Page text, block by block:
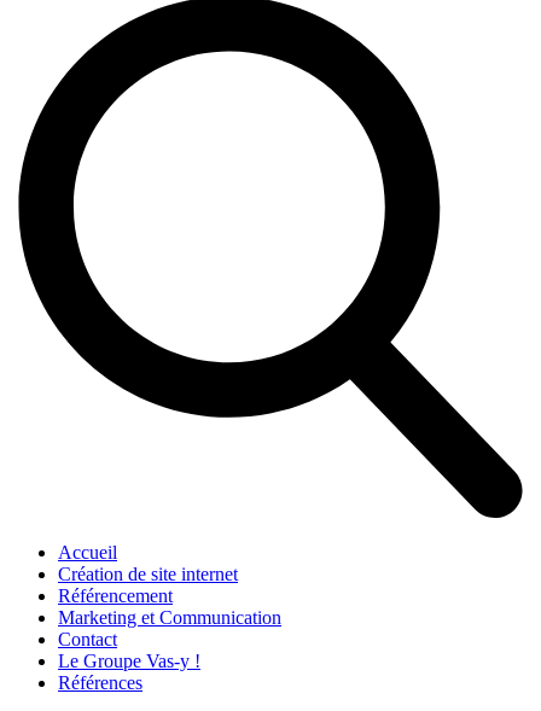
Accueil
Création de site internet
Référencement
Marketing et Communication
Contact
Le Groupe Vas-y !
Références